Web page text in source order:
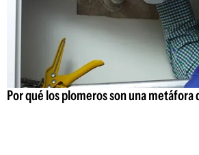
Por qué los plomeros son una